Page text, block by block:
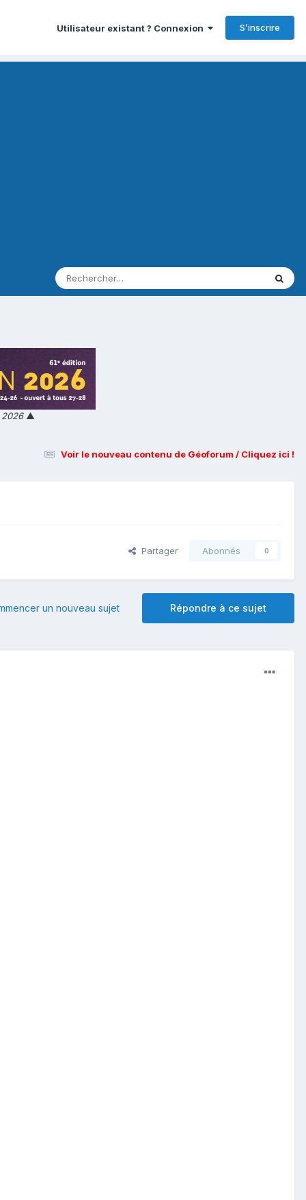
Utilisateur existant ? Connexion S’inscrire
▲
Voir le nouveau contenu de Géoforum / Cliquez ici !
Partager Abonnés 0
Répondre à ce sujet
un nouveau sujet